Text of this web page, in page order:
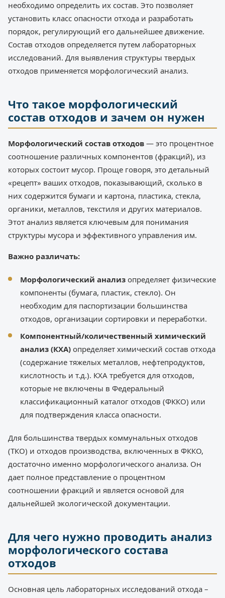
необходимо определить их состав. Это позволяет
установить класс опасности отхода и разработать
порядок, регулирующий его дальнейшее движение.
Состав отходов определяется путем лабораторных
исследований. Для выявления структуры твердых
отходов применяется морфологический анализ.
Что такое морфологический
состав отходов и зачем он нужен
Морфологический состав отходов — это процентное
соотношение различных компонентов (фракций), из
которых состоит мусор. Проще говоря, это детальный
«рецепт» ваших отходов, показывающий, сколько в
них содержится бумаги и картона, пластика, стекла,
органики, металлов, текстиля и других материалов.
Этот анализ является ключевым для понимания
структуры мусора и эффективного управления им.
Важно различать:
Морфологический анализ определяет физические
компоненты (бумага, пластик, стекло). Он
необходим для паспортизации большинства
отходов, организации сортировки и переработки.
Компонентный/количественный химический
анализ (КХА) определяет химический состав отхода
(содержание тяжелых металлов, нефтепродуктов,
кислотность и т.д.). КХА требуется для отходов,
которые не включены в Федеральный
классификационный каталог отходов (ФККО) или
для подтверждения класса опасности.
Для большинства твердых коммунальных отходов
(ТКО) и отходов производства, включенных в ФККО,
достаточно именно морфологического анализа. Он
дает полное представление о процентном
соотношении фракций и является основой для
дальнейшей экологической документации.
Для чего нужно проводить анализ
морфологического состава
отходов
Основная цель лабораторных исследований отхода –